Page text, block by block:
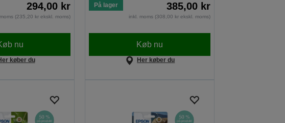
294,00 kr
(235,20 kr ekskl. moms)
nu
køber du
På lager 385,00 kr
inkl. moms (308,00 kr ekskl. moms)
Køb nu
Her køber du